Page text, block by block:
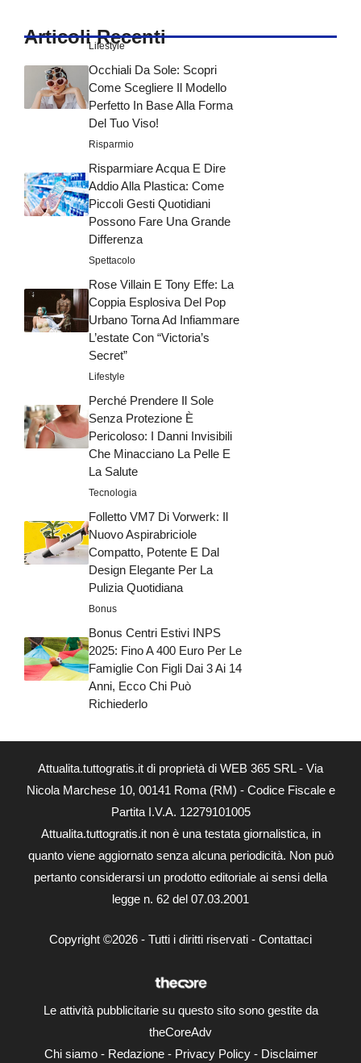
Articoli Recenti
Lifestyle
Occhiali Da Sole: Scopri
Come Scegliere Il Modello
Perfetto In Base Alla Forma
Del Tuo Viso!
Risparmio
Risparmiare Acqua E Dire
Addio Alla Plastica: Come
Piccoli Gesti Quotidiani
Possono Fare Una Grande
Differenza
Spettacolo
Rose Villain E Tony Effe: La
Coppia Esplosiva Del Pop
Urbano Torna Ad Infiammare
L’estate Con “Victoria’s
Secret”
Lifestyle
Perché Prendere Il Sole
Senza Protezione È
Pericoloso: I Danni Invisibili
Che Minacciano La Pelle E
La Salute
Tecnologia
Folletto VM7 Di Vorwerk: Il
Nuovo Aspirabriciole
Compatto, Potente E Dal
Design Elegante Per La
Pulizia Quotidiana
Bonus
Bonus Centri Estivi INPS
2025: Fino A 400 Euro Per Le
Famiglie Con Figli Dai 3 Ai 14
Anni, Ecco Chi Può
Richiederlo
Attualita.tuttogratis.it di proprietà di WEB 365 SRL - Via
Nicola Marchese 10, 00141 Roma (RM) - Codice Fiscale e
Partita I.V.A. 12279101005
Attualita.tuttogratis.it non è una testata giornalistica, in
quanto viene aggiornato senza alcuna periodicità. Non può
pertanto considerarsi un prodotto editoriale ai sensi della
legge n. 62 del 07.03.2001
Copyright ©2026 - Tutti i diritti riservati - Contattaci
Le attività pubblicitarie su questo sito sono gestite da
theCoreAdv
Chi siamo- Redazione- Privacy Policy- Disclaimer